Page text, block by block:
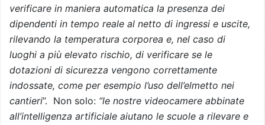
verificare in maniera automatica la presenza dei
dipendenti in tempo reale al netto di ingressi e uscite,
rilevando la temperatura corporea e, nel caso di
luoghi a più elevato rischio, di verificare se le
dotazioni di sicurezza vengono correttamente
indossate, come per esempio l’uso dell’elmetto nei
cantieri”. Non solo: “le nostre videocamere abbinate
all’intelligenza artificiale aiutano le scuole a rilevare e